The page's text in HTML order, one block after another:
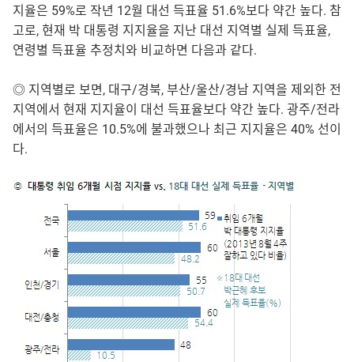
지율은 59%로 작년 12월 대선 득표율 51.6%보다 약간 높다. 참
고로, 현재 박 대통령 지지율을 지난 대선 지역별 실제 득표율,
연령별 득표율 추정치와 비교하면 다음과 같다.
◎ 지역별로 보면, 대구/경북, 부산/울산/경남 지역을 제외한 전
지역에서 현재 지지율이 대선 득표율보다 약간 높다. 광주/전라
에서의 득표율은 10.5%에 불과했으나 최근 지지율은 40% 선이
다.